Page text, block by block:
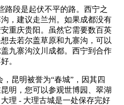
路段是起伏不平的路。西宁之
，建议走兰州。如果成都没有
重庆贵阳。虽然它需要数百英
去若尔盖草原和九寨沟，可以
九寨沟汶川成都。西宁到合作
。
昆明被誉为“春城”，因其四
明，您可以参观世博园、翠湖
理 - 大理古城是一处保存完好